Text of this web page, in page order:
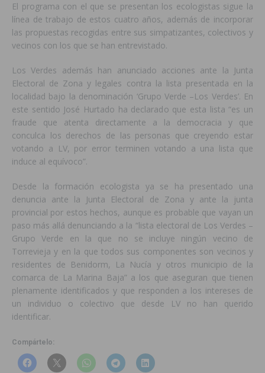
El programa con el que se presentan los ecologistas sigue la
línea de trabajo de estos cuatro años, además de incorporar
las propuestas recogidas entre sus simpatizantes, colectivos y
vecinos con los que se han entrevistado.
Los Verdes además han anunciado acciones ante la Junta
Electoral de Zona y legales contra la lista presentada en la
localidad bajo la denominación ‘Grupo Verde –Los Verdes’. En
este sentido José Hurtado ha declarado que esta lista “es un
fraude que atenta directamente a la democracia y que
conculca los derechos de las personas que creyendo estar
votando a LV, por error terminen votando a una lista que
induce al equívoco”.
Desde la formación ecologista ya se ha presentado una
denuncia ante la Junta Electoral de Zona y ante la junta
provincial por estos hechos, aunque es probable que vayan un
paso más allá denunciando a la “lista electoral de Los Verdes –
Grupo Verde en la que no se incluye ningún vecino de
Torrevieja y en la que todos sus componentes son vecinos y
residentes de Benidorm, La Nucía y otros municipio de la
comarca de La Marina Baja” a los que aseguran que tienen
plenamente identificados y que responden a los intereses de
un individuo o colectivo que desde LV no han querido
identificar.
Compártelo: